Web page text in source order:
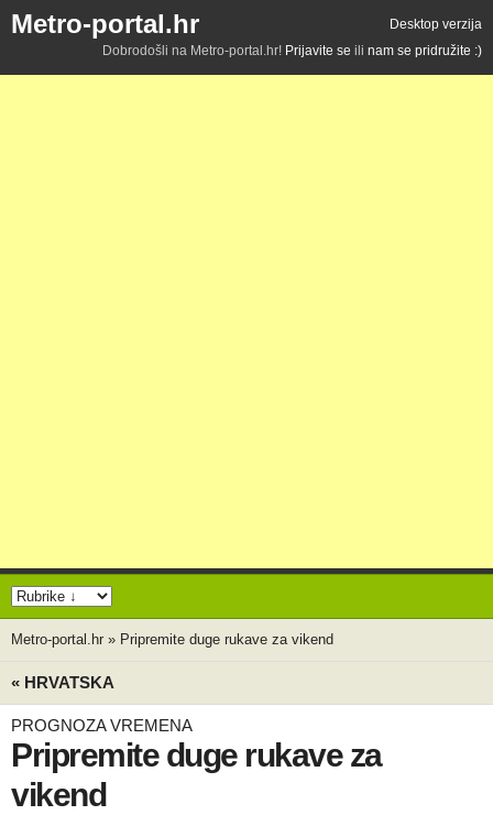
Metro-portal.hr
Desktop verzija
Dobrodošli na Metro-portal.hr! Prijavite se ili nam se pridružite :)
Metro-portal.hr » Pripremite duge rukave za vikend
« HRVATSKA
PROGNOZA VREMENA
Pripremite duge rukave za
vikend